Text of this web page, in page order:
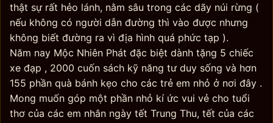
thật sự rất hẻo lánh, nằm sâu trong các dãy núi rừng (
nếu không có người dẫn đường thì vào được nhưng
không biết đường ra vì địa hình quá phức tạp ).
Năm nay Mộc Nhiên Phát đặc biệt dành tặng 5 chiếc
xe đạp , 2000 cuốn sách kỹ năng tư duy sống và hơn
155 phần quà bánh kẹo cho các trẻ em nhỏ ở nơi đây .
Mong muốn góp một phần nhỏ kí ức vui vẻ cho tuổi
thơ của các em nhân ngày tết Trung Thu, tết của các